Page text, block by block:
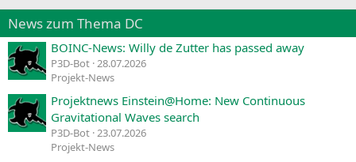
News zum Thema DC
BOINC-News: Willy de Zutter has passed away
P3D-Bot 28.07.2026
Projekt-News
Projektnews Einstein@Home: New Continuous
Gravitational Waves search
P3D-Bot 23.07.2026
Projekt-News